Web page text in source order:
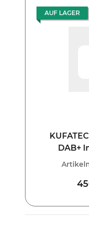
AUF LAGER
DAB+
Mercedes